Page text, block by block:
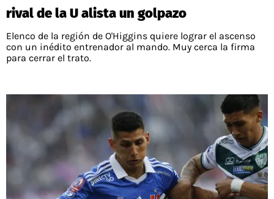
rival de la U alista un golpazo
Elenco de la región de O'Higgins quiere lograr el ascenso
con un inédito entrenador al mando. Muy cerca la firma
para cerrar el trato.